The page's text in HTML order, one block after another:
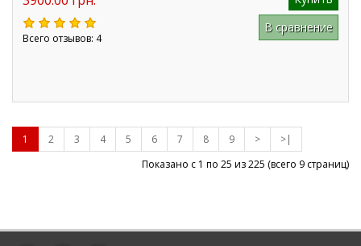
Всего отзывов: 4
В сравнение
1 2 3 4 5 6 7 8 9 >
>|
Показано с 1 по 25 из225 (всего 9 страниц)